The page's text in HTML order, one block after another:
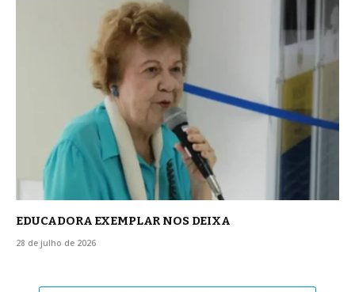
EDUCADORA EXEMPLAR NOS DEIXA
28 de julho de 2026